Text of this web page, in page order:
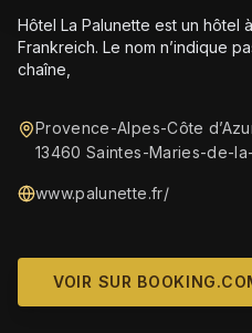
Hôtel La Palunette est un hôtel
Frankreich. Le nom n’indique
chaîne,
Provence-Alpes-Côte
13460 Saintes-Maries-de-
www.palunette.fr/
VOIR SUR